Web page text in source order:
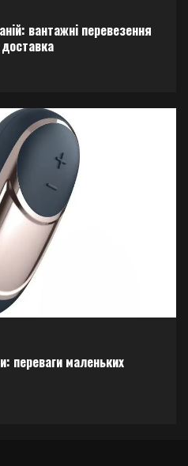
вантажні перевезення
переваги маленьких